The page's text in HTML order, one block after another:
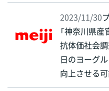
2023/11/30
「神奈川県
抗体価社会
日のヨーグ
向上させる